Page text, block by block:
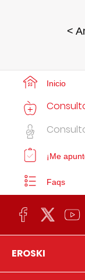
<
Inicio
¡Me
Faqs
EROSKI